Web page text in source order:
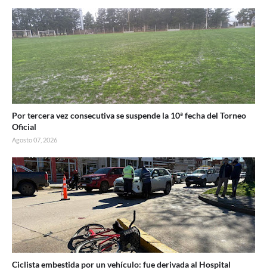
Por tercera vez consecutiva se suspende la 10ª fecha del Torneo
Oficial
Agosto 07, 2026
Ciclista embestida por un vehículo: fue derivada al Hospital